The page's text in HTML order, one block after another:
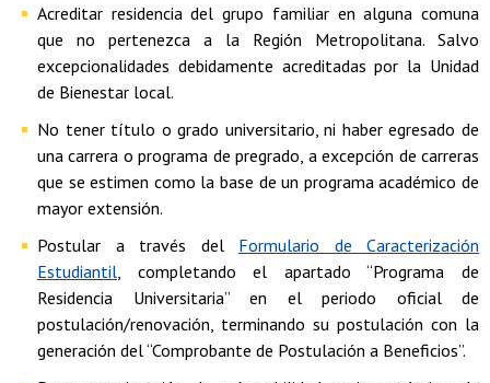
Acreditar residencia del grupo familiar en alguna comuna
que no pertenezca a la Región Metropolitana. Salvo
excepcionalidades debidamente acreditadas por la Unidad
de Bienestar local.
No tener título o grado universitario, ni haber egresado de
una carrera o programa de pregrado, a excepción de carreras
que se estimen como la base de un programa académico de
mayor extensión.
Postular a través del Formulario de Caracterización
Estudiantil , completando el apartado “Programa de
Residencia Universitaria” en el periodo oficial de
postulación/renovación, terminando su postulación con la
generación del “Comprobante de Postulación a Beneficios”.